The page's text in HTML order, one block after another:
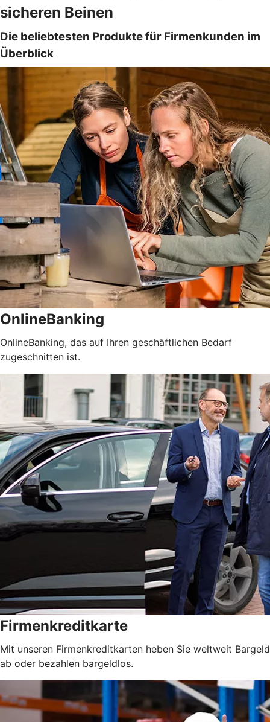
sicheren Beinen
Die beliebtesten Produkte für Firmenkunden im
Überblick
OnlineBanking
OnlineBanking, das auf Ihren geschäftlichen Bedarf
zugeschnitten ist.
Firmenkreditkarte
Mit unseren Firmenkreditkarten heben Sie weltweit Bargeld
ab oder bezahlen bargeldlos.